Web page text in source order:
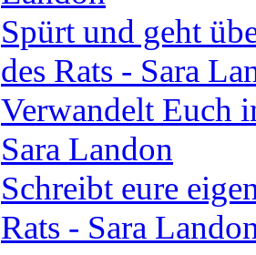
Spürt und geht
des Rats - Sara
Verwandelt Euch
Sara Landon
Schreibt eure
Rats - Sara